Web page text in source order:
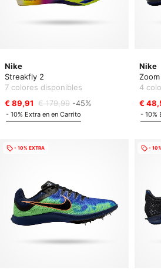
Nike
Streakfly 2
7 colores disponibles
€ 89,91 € 179,99 -45%
- 10% Extra en en Carrito
Nike
4
€
- 10%
- 10% EXTRA -